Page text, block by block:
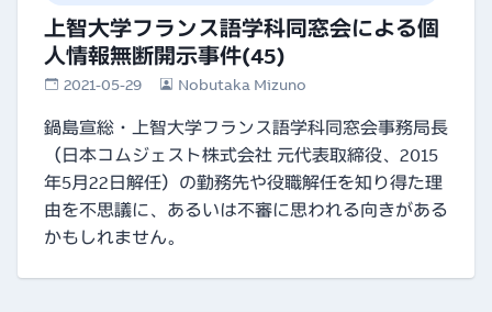
上智大学フランス語学科同窓会による個
人情報無断開示事件(45)
2021-05-29 Nobutaka Mizuno
鍋島宣総・上智大学フランス語学科同窓会事務局長
（日本コムジェスト株式会社 元代表取締役、2015
年5月22日解任）の勤務先や役職解任を知り得た理
由を不思議に、あるいは不審に思われる向きがある
かもしれません。